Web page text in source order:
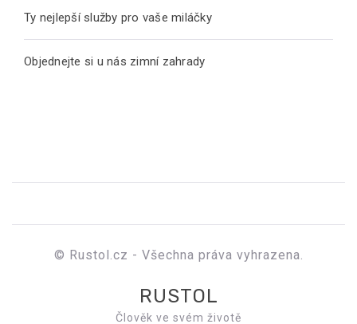
Ty nejlepší služby pro vaše miláčky
Objednejte si u nás zimní zahrady
© Rustol.cz - Všechna práva vyhrazena.
RUSTOL
Člověk ve svém životě